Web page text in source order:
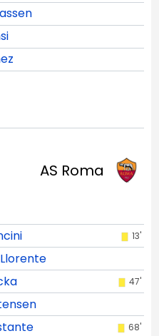
AS Roma
13'
47'
68'